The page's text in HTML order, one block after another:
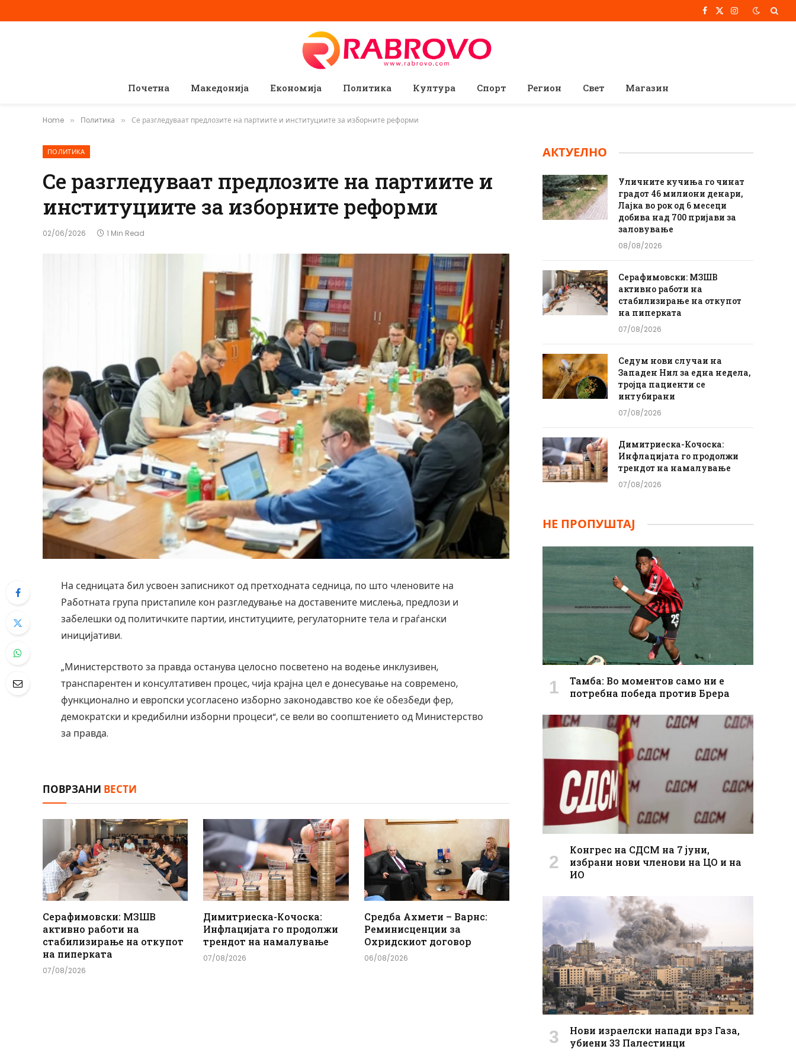
Facebook
X
Instagram
Почетна Македонија Економија Политика Култура Спорт Регион Свет Магазин
Home » Политика » Се разгледуваат предлозите на партиите и институциите за изборните реформи
ПОЛИТИКА
Се разгледуваат предлозите на партиите и
институциите за изборните реформи
02/06/2026 1 Min Read
На седницата бил усвоен записникот од претходната седница, по што членовите на
Работната група пристапиле кон разгледување на доставените мислења, предлози и
забелешки од политичките партии, институциите, регулаторните тела и граѓански
иницијативи.
„Министерството за правда останува целосно посветено на водење инклузивен,
транспарентен и консултативен процес, чија крајна цел е донесување на современо,
функционално и европски усогласено изборно законодавство кое ќе обезбеди фер,
демократски и кредибилни изборни процеси“, се вели во соопштението од Министерство
за правда.
ПОВРЗАНИ ВЕСТИ
Серафимовски: МЗШВ
активно работи на
стабилизирање на откупот
на пиперката
07/08/2026
Димитриеска-Кочоска:
Инфлацијата го продолжи
трендот на намалување
07/08/2026
Средба Ахмети – Варнс:
Реминисценции за
Охридскиот договор
06/08/2026
АКТУЕЛНО
Уличните кучиња го чинат
градот 46 милиони денари,
Лајка во рок од 6 месеци
добива над 700 пријави за
заловување
08/08/2026
Серафимовски: МЗШВ
активно работи на
стабилизирање на откупот
на пиперката
07/08/2026
Седум нови случаи на
Западен Нил за една недела,
тројца пациенти се
интубирани
07/08/2026
Димитриеска-Кочоска:
Инфлацијата го продолжи
трендот на намалување
07/08/2026
НЕ ПРОПУШТАЈ
Тамба: Во моментов само ни е
потребна победа против Брера
Конгрес на СДСМ на 7 јуни,
избрани нови членови на ЦО и на
ИО
Нови израелски напади врз Газа,
убиени 33 Палестинци